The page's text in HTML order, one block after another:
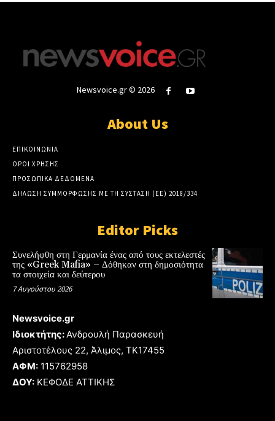
Newsvoice.gr © 2026
About Us
ΕΠΙΚΟΙΝΩΝΙΑ
ΟΡΟΙ ΧΡΗΣΗΣ
ΠΡΟΣΩΠΙΚΑ ΔΕΔΟΜΕΝΑ
ΔΗΛΩΣΗ ΣΥΜΜΟΡΦΩΣΗΣ ΜΕ ΤΗ ΣΥΣΤΑΣΗ (ΕΕ) 2018/334
Editor Picks
Συνελήφθη στη Γερμανία ένας από τους εκτελεστές
της «Greek Mafia» – Δόθηκαν στη δημοσιότητα
τα στοιχεία και δεύτερου
7 Αυγούστου 2026
Newsvoice.gr
Ιδιοκτήτης:Ανδρουλή Παρασκευή
Αριστοτέλους 22, Άλιμος, TK17455
ΑΦΜ: 115762958
ΔΟΥ: ΚΕΦΟΔΕ ΑΤΤΙΚΗΣ